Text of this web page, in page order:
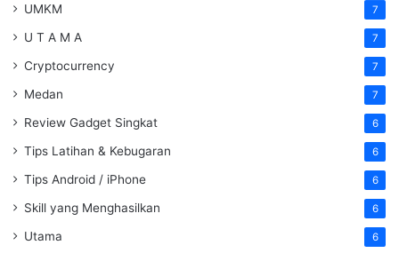
UMKM 7
U T A M A 7
Cryptocurrency 7
Medan 7
Review Gadget Singkat 6
Tips Latihan & Kebugaran 6
Tips Android / iPhone 6
Skill yang Menghasilkan 6
Utama 6